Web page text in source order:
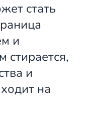
стать
и
стирается,
и
на